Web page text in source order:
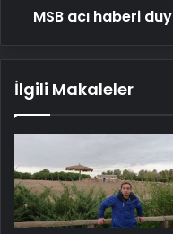
MSB acı haberi
İlgili Makaleler